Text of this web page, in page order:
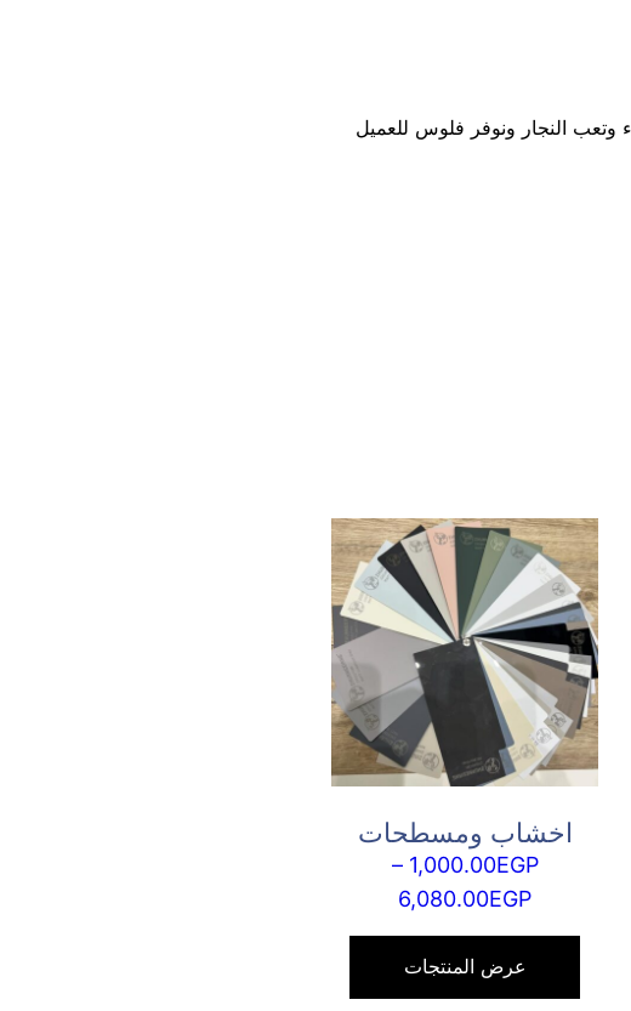
وتعب النجار ونوفر فلوس للعميل
اخشاب ومسطحات
1,000.00EGP
–
6,080.00EGP
نطاق
السعر:
عرض المنتجات